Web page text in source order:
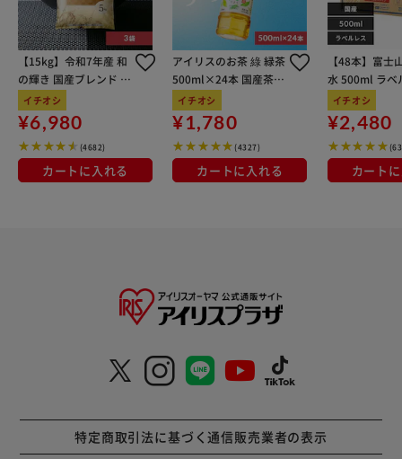
【15kg】令和7年産 和
の輝き 国産ブレンド 5
kg×3袋
イチオシ
¥6,980
(4682)
カートに入れる
アイリスのお茶 綠 緑茶
500ml×24本 国産茶葉
100％使用
イチオシ
¥1,780
(4327)
カートに入れる
【48本】富士
水 500ml ラベ
イチオシ
¥2,480
カート
特定商取引法に基づく通信販売業者の表示